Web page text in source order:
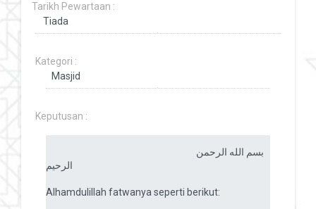
Tarikh Pewartaan :
Kategori :
Keputusan :